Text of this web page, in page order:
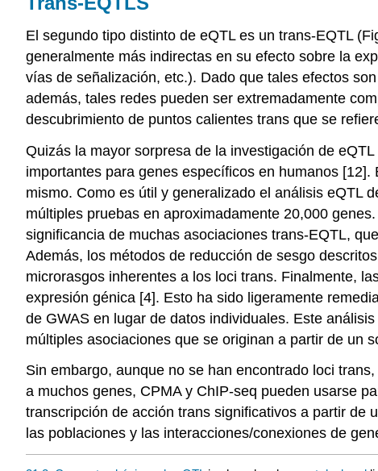
El segundo tipo distinto de eQTL es un trans-EQTL
generalmente más indirectas en su efecto sobre la
vías de señalización, etc.). Dado que tales efectos
además, tales redes pueden ser extremadamente
descubrimiento de puntos calientes trans que se
Quizás la mayor sorpresa de la investigación de
importantes para genes específicos en humanos
mismo. Como es útil y generalizado el análisis eQTL
múltiples pruebas en aproximadamente 20,000
significancia de muchas asociaciones trans-EQTL,
Además, los métodos de reducción de sesgo
microrasgos inherentes a los loci trans. Finalmente,
expresión génica [4]. Esto ha sido ligeramente
de GWAS en lugar de datos individuales. Este
múltiples asociaciones que se originan a partir de un
Sin embargo, aunque no se han encontrado loci
a muchos genes, CPMA y ChIP-seq pueden usarse
transcripción de acción trans significativos a partir de
las poblaciones y las interacciones/conexiones de